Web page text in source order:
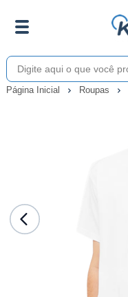
Página Inicial Roupas